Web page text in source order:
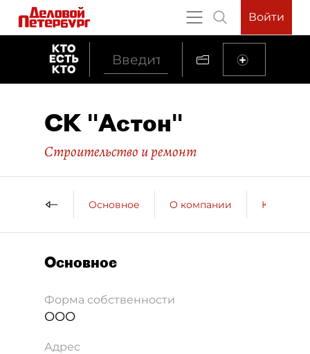
Войти
СК "Астон"
Строительство и ремонт
Основное О компании
Основное
Форма собственности
ООО
Адрес